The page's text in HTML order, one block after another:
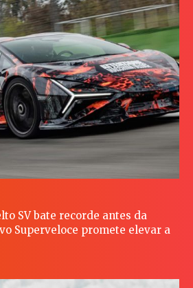
SV bate recorde antes da
Superveloce promete elevar a